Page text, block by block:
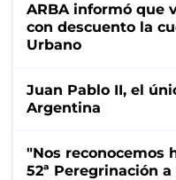
ARBA informó que
con descuento la
Urbano
Juan Pablo II, el
Argentina
"Nos reconocemos
52ª Peregrinación a